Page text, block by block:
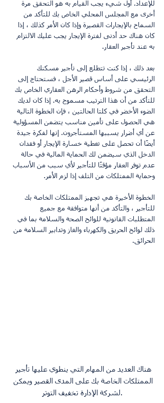
للإعداد. أول شيء يجب القيام به هو التحقق مرة
أخرى مع المجلس المحلي الخاص بك للتأكد من
السماح بالإيجارات القصيرة وإذا كان الأمر كذلك ، إذا
كان هناك حد أدنى لفترة الإيجار يجب عليك الالتزام
به عند تأجير العقار.
بعد ذلك ، إذا كنت تتطلع إلى تأجير مسكنك
الرئيسي على أساس قصير الأجل ، فستحتاج إلى
التحقق من شروط وأحكام الرهن العقاري الخاص بك
للتأكد من أن هذا الترتيب مسموح به. إذا كان لديك
الضوء الأخضر في كلتا الحالتين ، فإن الخطوة التالية
هي الحصول على تأمين مناسب يتضمن المسؤولية
عن أي أضرار يسببها المستأجرون. إنها لفكرة جيدة
أيضًا أن تحصل على تغطية خسارة الإيجار أو فقدان
الدخل الذي سيضمن لك الحماية المالية في حالة
عدم توفر العقار مؤقتًا للتأجير لأي سبب من الأسباب
وحماية الممتلكات من التلف إذا لزم الأمر.
الخطوة الأخيرة هي تجهيز الممتلكات الخاصة بك
للتأجير ، والتأكد من أنها متوافقة مع جميع
المتطلبات القانونية للوائح الصحة والسلامة بما في
ذلك لوائح الحريق والكهرباء والغاز وتدابير السلامة من
الحرائق.
هناك العديد من المهام التي ينطوي عليها تأجير
الممتلكات الخاصة بك على المدى القصير ويمكن